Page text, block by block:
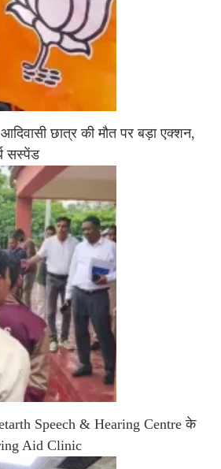
छात्र की मौत पर बड़ा एक्शन,
सस्पेंड
Speech & Hearing Centre के
Aid Clinic